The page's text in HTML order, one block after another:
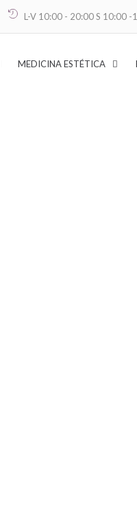
L-V 10:00 - 20:00 S 10:00 -
MEDICINA ESTÉTICA